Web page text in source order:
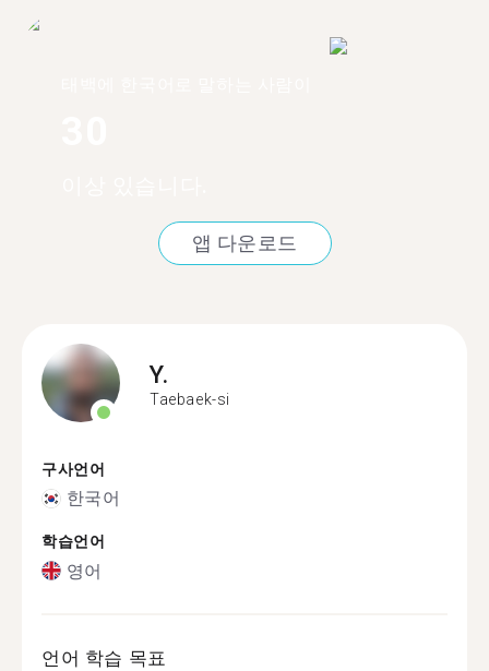
앱 다운로드
Y.
Taebaek-si
구사언어
한국어
학습언어
영어
언어 학습 목표